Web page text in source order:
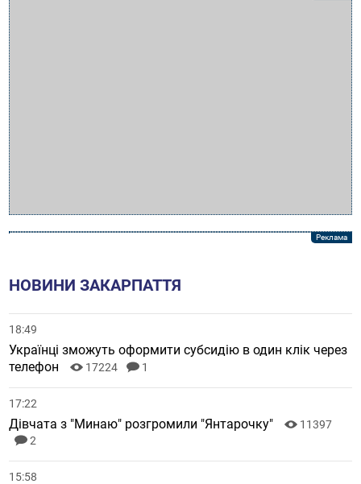
НОВИНИ ЗАКАРПАТТЯ
18:49
Українці зможуть оформити субсидію в один клік через
телефон
17224 1
17:22
Дівчата з "Минаю" розгромили "Янтарочку"
11397
2
15:58